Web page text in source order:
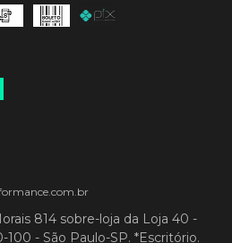
814 sobre-loja da Loja 40 -
100 - São Paulo-SP. *Escritório.